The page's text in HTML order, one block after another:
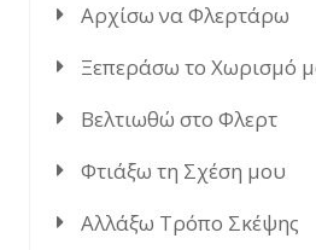
Αρχίσω να Φλερτάρω
Ξεπεράσω το Χωρισμό
Βελτιωθώ στο Φλερτ
Φτιάξω τη Σχέση μου
Αλλάξω Τρόπο Σκέψης